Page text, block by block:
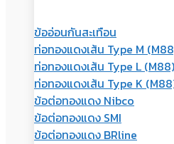
ข้ออ่อนกันสะเทือน
ท่อทองแดงเส้น Type M
ท่อทองแดงเส้น Type L (M88)
ท่อทองแดงเส้น Type K
ข้อต่อทองแดง Nibco
ข้อต่อทองแดง SMI
ข้อต่อทองแดง BRline